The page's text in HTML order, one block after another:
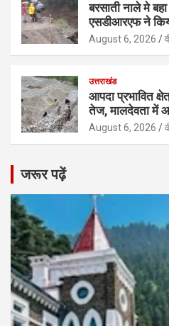
बरसाती नाले मे
एसडीआरएफ ने
August 6, 2026
उत्तराखंड
आपदा प्रभावित
तेज, मालदेवता में
August 6, 2026
जरूर पढ़ें